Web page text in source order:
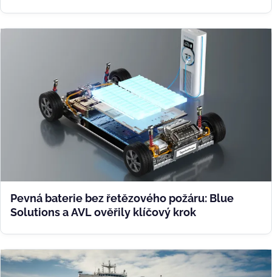
Pevná baterie bez řetězového požáru: Blue
Solutions a AVL ověřily klíčový krok